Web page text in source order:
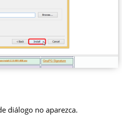
diálogo no aparezca.